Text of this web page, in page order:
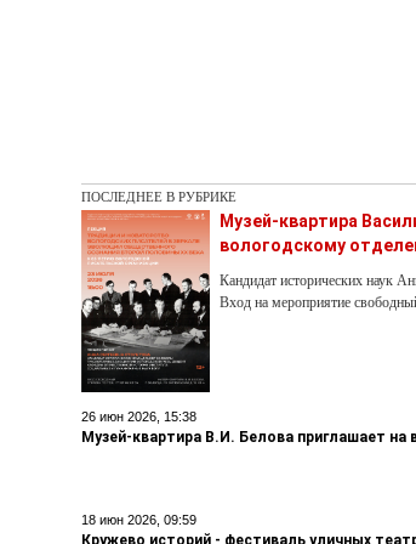
ПОСЛЕДНЕЕ В РУБРИКЕ
Музей-квартира
вологодскому
Кандидат исторических наук
Вход на мероприятие
26 июн 2026, 15:38
Музей-квартира В.И. Белова приглашает на
18 июн 2026, 09:59